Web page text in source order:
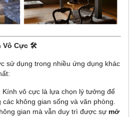
Vô Cực 🛠️
sử dụng trong nhiều ứng dụng khác
Kính vô cực là lựa chọn lý tưởng để
không gian sống và văn phòng.
gian mà vẫn duy trì được sự mở